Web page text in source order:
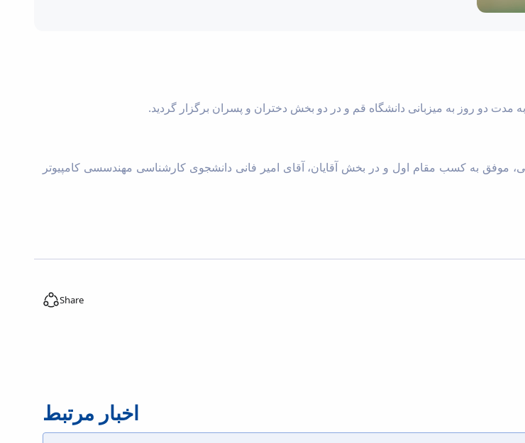
موفق به کسب مقام اول و در بخش آقایان، آقای امیر فانی دانشجوی کارشناسی مهندسسی کامپیوتر
Share
اخبار مرتبط